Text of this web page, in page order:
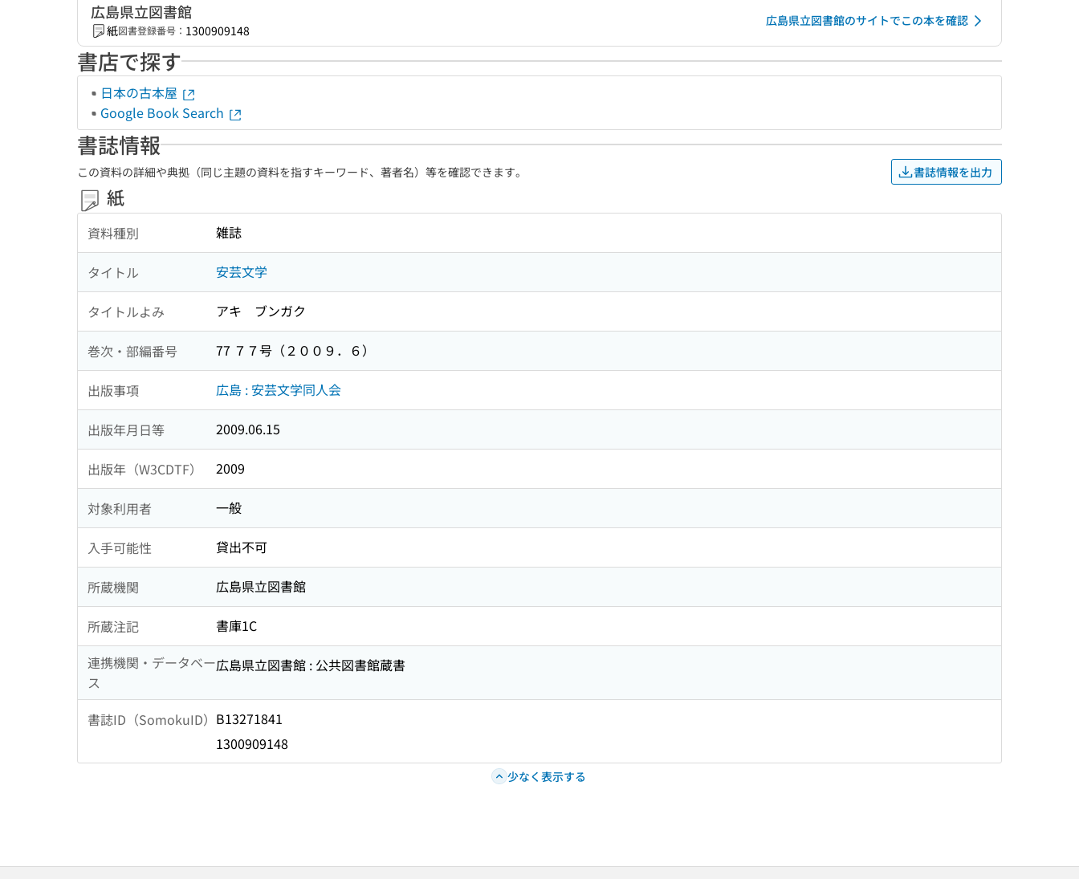
広島県立図書館
紙図書登録番号： 1300909148
広島県立図書館のサイトでこの本を確認
書店で探す
日本の古本屋
Google Book Search
書誌情報
この資料の詳細や典拠（同じ主題の資料を指すキーワード、著者名）等を確認できます。 書誌情報を出力
紙
資料種別 雑誌
タイトル 安芸文学
タイトルよみ アキ ブンガク
巻次・部編番号 77 ７７号（２００９．６）
出版事項 広島 : 安芸文学同人会
出版年月日等 2009.06.15
出版年（W3CDTF） 2009
対象利用者 一般
入手可能性 貸出不可
所蔵機関 広島県立図書館
所蔵注記
書庫1C
連携機関・データベー
ス
広島県立図書館 : 公共図書館蔵書
書誌ID（SomokuID） B13271841
1300909148
少なく表示する